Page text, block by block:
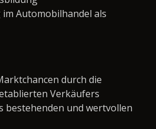
Automobilhandel als
durch die
Verkäufers
bestehenden und wertvollen